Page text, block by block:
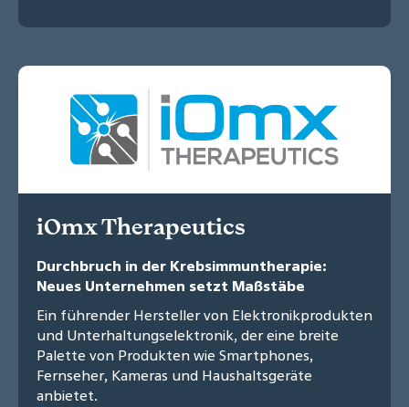
iOmx Therapeutics
Durchbruch in der Krebsimmuntherapie:
Neues Unternehmen setzt Maßstäbe
Ein führender Hersteller von Elektronikprodukten
und Unterhaltungselektronik, der eine breite
Palette von Produkten wie Smartphones,
Fernseher, Kameras und Haushaltsgeräte
anbietet.